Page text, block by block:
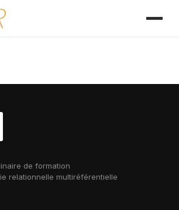
de formation
relationnelle multiréférentielle